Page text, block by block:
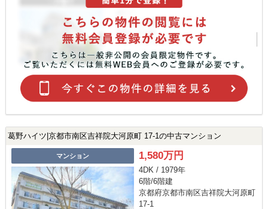
葛野ハイツ|京都市南区吉祥院大河原町 17-1の中古マンション
マンション 1,580万円
4DK / 1979年
6階/6階建
京都府京都市南区吉祥院大河原町
17-1